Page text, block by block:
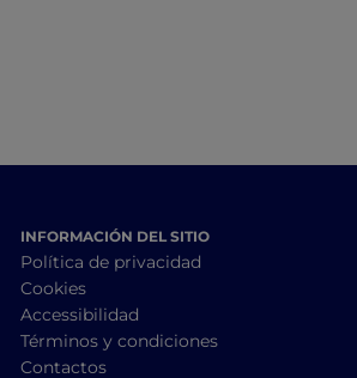
INFORMACIÓN DEL SITIO
Política de privacidad
Cookies
Accessibilidad
Términos y condiciones
Contactos